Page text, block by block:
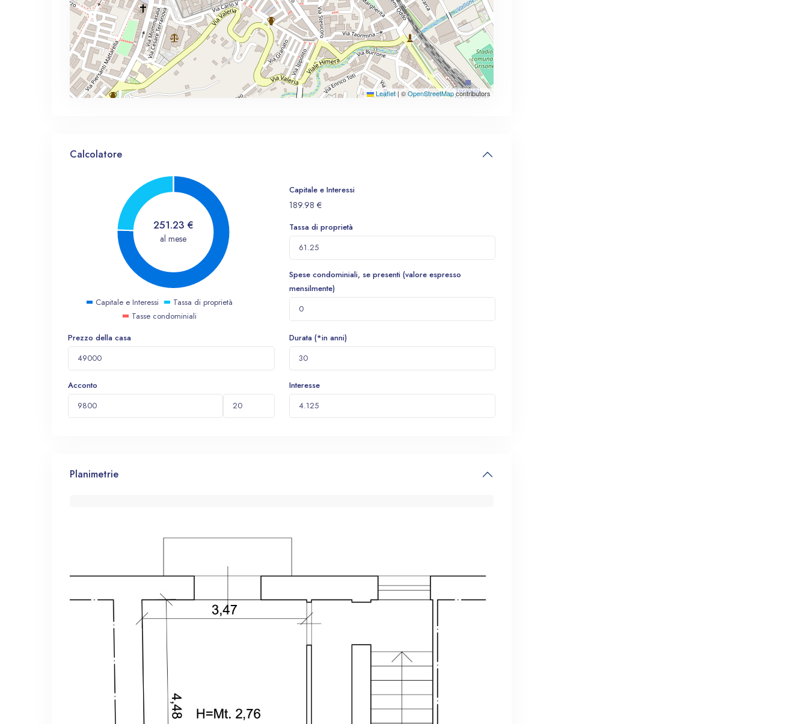
Leaflet | ©OpenStreetMapcontributors
Calcolatore
251.23 €
al mese
Capitale e Interessi
Tassa di proprietà
Tasse condominiali
Capitale e Interessi
189.98 €
Tassa di proprietà
Spese condominiali, se presenti (valore espresso
mensilmente)
Prezzo della casa
Acconto
Durata (*in anni)
Interesse
Planimetrie